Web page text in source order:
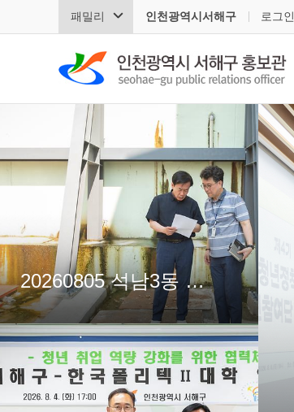
패밀리 인천광역시서해구 로그인
20260805 석남3동 민원 현장 방문